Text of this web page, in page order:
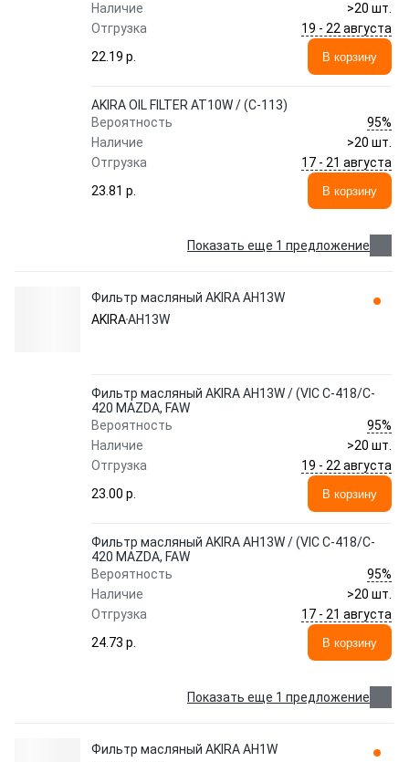
Наличие
>20 шт.
Отгрузка
19 - 22 августа
22.19 p.
В корзину
AKIRA OIL FILTER AT10W / (C-113)
Вероятность
95%
Наличие
>20 шт.
Отгрузка
17 - 21 августа
23.81 p.
В корзину
Показать еще 1 предложение
Фильтр масляный AKIRA AH13W
AKIRAAH13W
Фильтр масляный AKIRA AH13W / (VIC C-418/C-
420 MAZDA, FAW
Вероятность
95%
Наличие
>20 шт.
Отгрузка
19 - 22 августа
23.00 p.
В корзину
Фильтр масляный AKIRA AH13W / (VIC C-418/C-
420 MAZDA, FAW
Вероятность
95%
Наличие
>20 шт.
Отгрузка
17 - 21 августа
24.73 p.
В корзину
Показать еще 1 предложение
Фильтр масляный AKIRA AH1W